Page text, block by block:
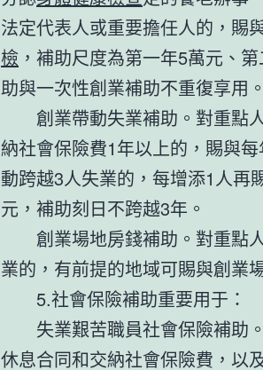
法定代表人或重要擔任人的，賜
檢 ，補助尺度為第一年5萬元、
助與一次性創業補助不重復享用。
創業帶動失業補助。對重點
納社會保險費1年以上的，賜與
動跨越3人失業的，每增添1人再
元，補助刻日不跨越3年。
創業場地房錢補助。對重點
業的，有前提的地域可賜與創業
5.社會保險補助重要用于：
失業艱苦職員社會保險補助
休息合同和交納社會保險費，以